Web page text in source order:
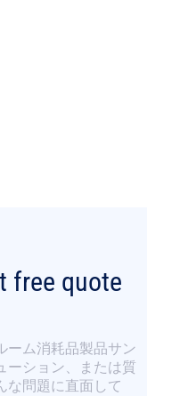
free quote
ーム消耗品製品サン
ーション、または質
な問題に直面して